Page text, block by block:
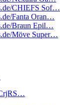
CHIEFS Sof…
Fanta Oran…
Braun Epil…
Möve Super…